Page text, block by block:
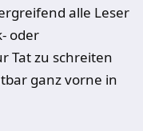
alle Leser
oder
Tat zu schreiten
ganz vorne in